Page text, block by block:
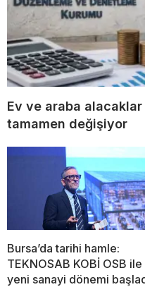
Ev ve araba alacaklar
tamamen değişiyor
Bursa’da tarihi hamle:
TEKNOSAB KOBİ OSB ile
yeni sanayi dönemi